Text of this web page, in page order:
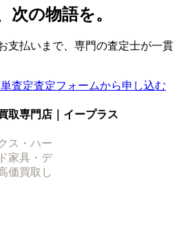
次の物語を。
支払いまで、専門の査定士が一貫
査定査定フォームから申し込む
取専門店｜イープラス
ス・ハー
家具・デ
価買取し